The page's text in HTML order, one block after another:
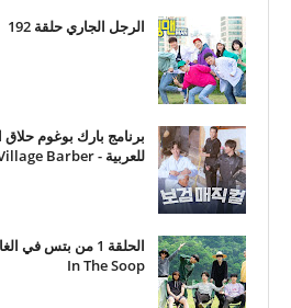
الرجل الجاري حلقة 192
للعربية - The Village Barber
In The Soop